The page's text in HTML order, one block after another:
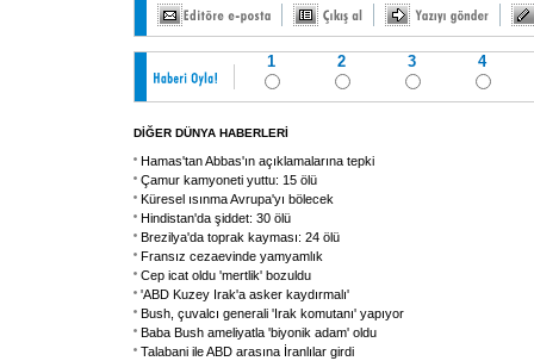
1 2 3 4
DİĞER DÜNYA HABERLERİ
Hamas'tan Abbas'ın açıklamalarına tepki
Çamur kamyoneti yuttu: 15 ölü
Küresel ısınma Avrupa'yı bölecek
Hindistan'da şiddet: 30 ölü
Brezilya'da toprak kayması: 24 ölü
Fransız cezaevinde yamyamlık
Cep icat oldu 'mertlik' bozuldu
'ABD Kuzey Irak'a asker kaydırmalı'
Bush, çuvalcı generali 'Irak komutanı' yapıyor
Baba Bush ameliyatla 'biyonik adam' oldu
Talabani ile ABD arasına İranlılar girdi